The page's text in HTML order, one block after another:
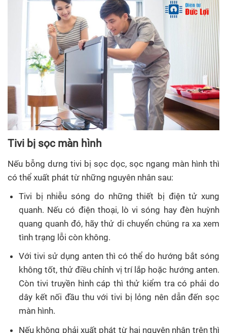
Tivi bị sọc màn hình
Nếu bỗng dưng tivi bị sọc dọc, sọc ngang màn hình thì
có thể xuất phát từ những nguyên nhân sau:
Tivi bị nhiễu sóng do những thiết bị điện tử xung
quanh. Nếu có điện thoại, lò vi sóng hay đèn huỳnh
quang quanh đó, hãy thử di chuyển chúng ra xa xem
tình trạng lỗi còn không.
Với tivi sử dụng anten thì có thể do hướng bắt sóng
không tốt, thử điều chỉnh vị trí lắp hoặc hướng anten.
Còn tivi truyền hình cáp thì thử kiểm tra có phải do
dây kết nối đầu thu với tivi bị lỏng nên dẫn đến sọc
màn hình.
Nếu không phải xuất phát từ hai nguyên nhân trên thì